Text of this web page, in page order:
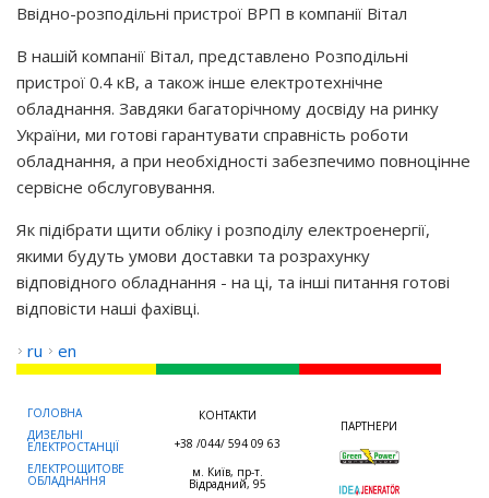
Ввідно-розподільні пристрої ВРП в компанії Вітал
В нашій компанії Вітал, представлено Розподільні
пристрої 0.4 кВ, а також інше електротехнічне
обладнання. Завдяки багаторічному досвіду на ринку
України, ми готові гарантувати справність роботи
обладнання, а при необхідності забезпечимо повноцінне
сервісне обслуговування.
Як підібрати щити обліку і розподілу електроенергії,
якими будуть умови доставки та розрахунку
відповідного обладнання - на ці, та інші питання готові
відповісти наші фахівці.
ru
en
ГОЛОВНА
ДИЗЕЛЬНІ
ЕЛЕКТРОСТАНЦІЇ
ЕЛЕКТРОЩИТОВЕ
ОБЛАДНАННЯ
КОНТАКТИ
+38 /044/ 594 09 63
м. Київ, пр-т.
Відрадний, 95
ПАРТНЕРИ